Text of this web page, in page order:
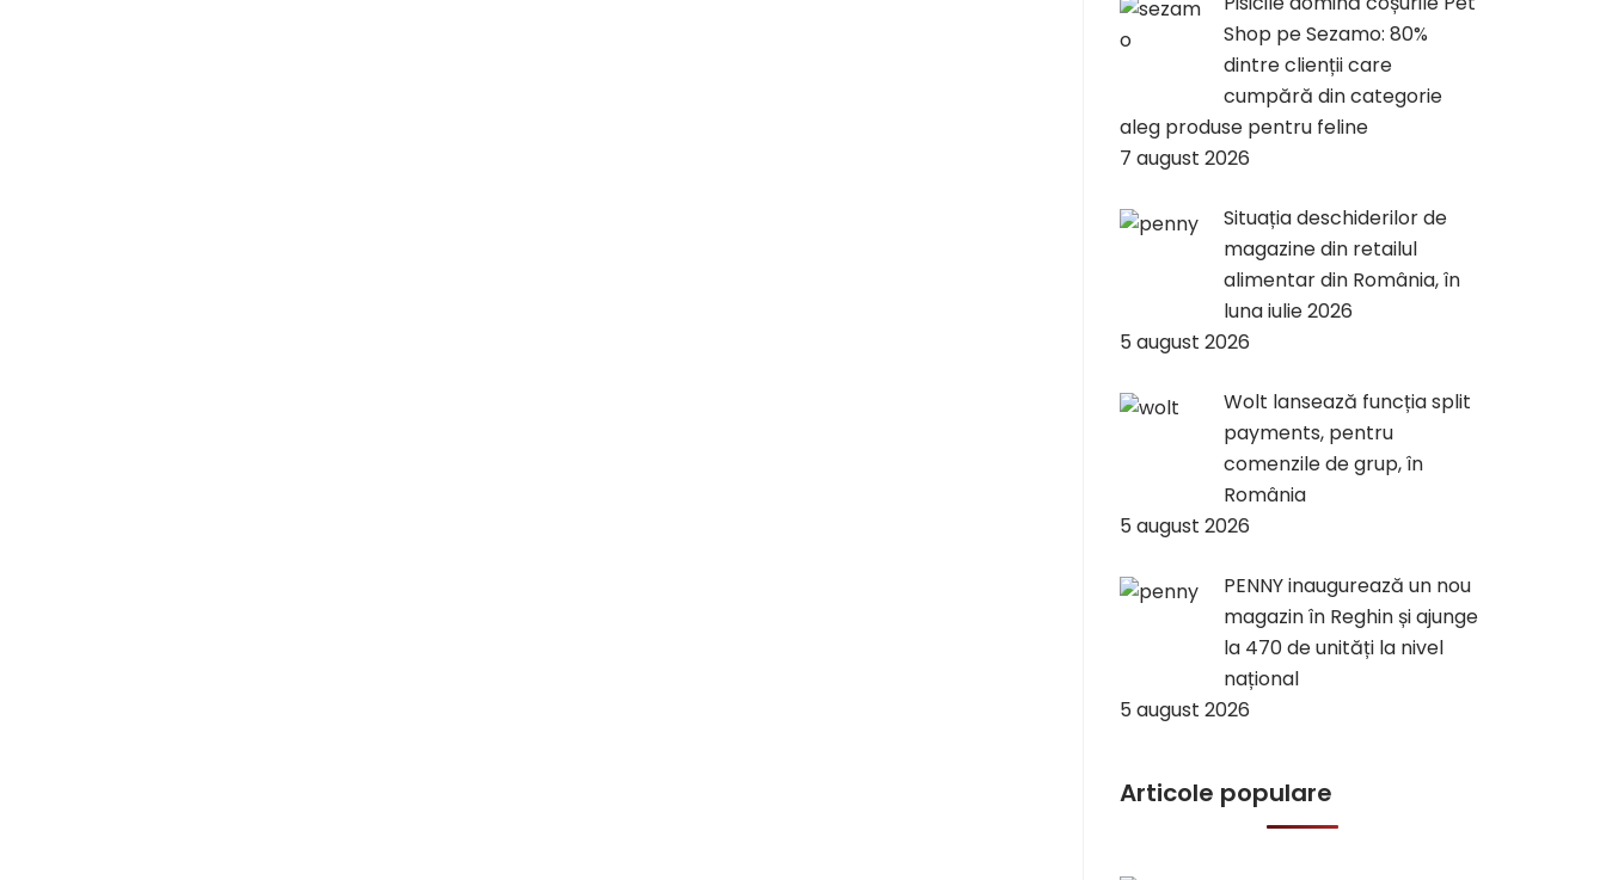
Shop pe Sezamo: 80%
dintre clienții care
cumpără din categorie
aleg produse pentru feline
7 august 2026
Situația deschiderilor de
magazine din retailul
alimentar din România, în
luna iulie 2026
5 august 2026
Wolt lansează funcția split
payments, pentru
comenzile de grup, în
România
5 august 2026
PENNY inaugurează un nou
magazin în Reghin și ajunge
la 470 de unități la nivel
național
5 august 2026
Articole populare